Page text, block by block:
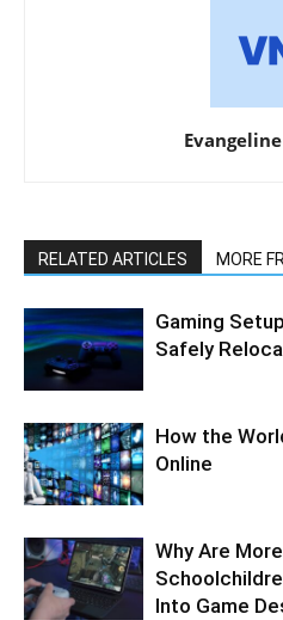
RELATED ARTICLES MORE
Gaming
Safely
How the
Online
Why Are
Into Game